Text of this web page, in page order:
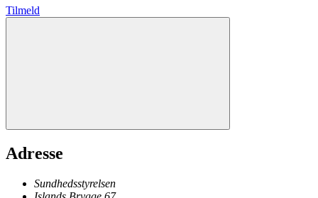
Tilmeld
Adresse
Sundhedsstyrelsen